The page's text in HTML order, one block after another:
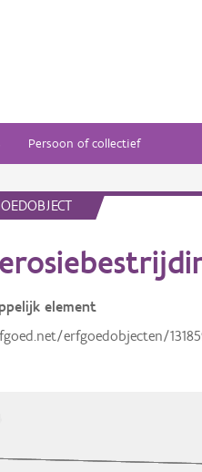
Persoon of collectief
element
erfgoedobjecten/